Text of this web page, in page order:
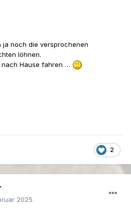
noch die versprochenen
löhnen.
Hause fahren …
2
2025